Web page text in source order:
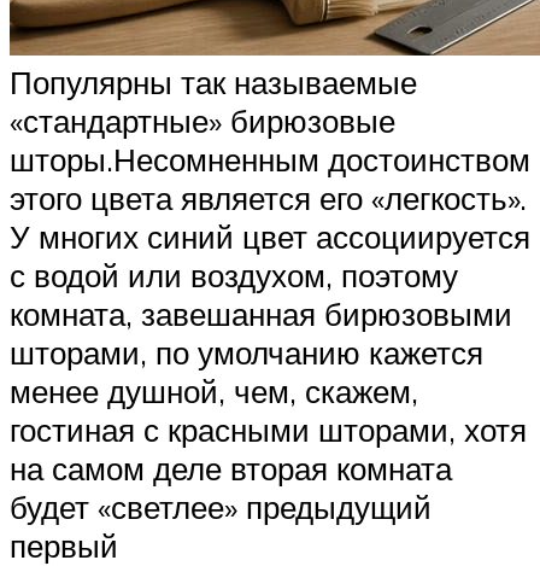
Популярны так называемые
«стандартные» бирюзовые
шторы.Несомненным достоинством
этого цвета является его «легкость».
У многих синий цвет ассоциируется
с водой или воздухом, поэтому
комната, завешанная бирюзовыми
шторами, по умолчанию кажется
менее душной, чем, скажем,
гостиная с красными шторами, хотя
на самом деле вторая комната
будет «светлее» предыдущий
первый